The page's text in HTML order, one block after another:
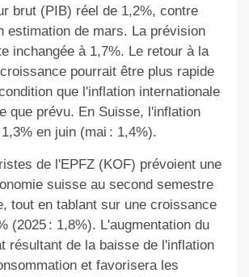
brut (PIB) réel de 1,2%, contre
estimation de mars. La prévision
inchangée à 1,7%. Le retour à la
pourrait être plus rapide
que l'inflation internationale
que prévu. En Suisse, l'inflation
en juin (mai : 1,4%).
de l'EPFZ (KOF) prévoient une
suisse au second semestre
tout en tablant sur une croissance
(2025 : 1,8%). L'augmentation du
résultant de la baisse de l'inflation
et favorisera les